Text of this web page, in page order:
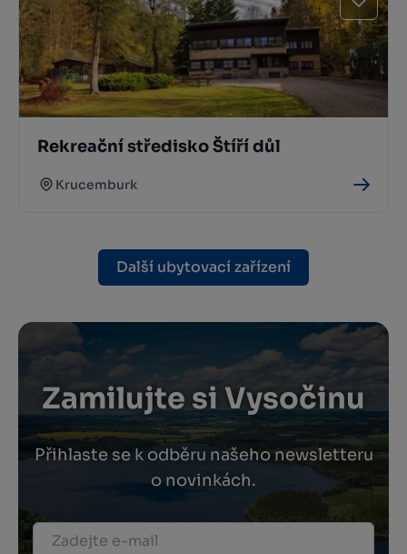
Rekreační středisko Štíří důl
Krucemburk
Další ubytovací zařízení
Zamilujte si Vysočinu
Přihlaste se k odběru našeho newsletteru
o novinkách.